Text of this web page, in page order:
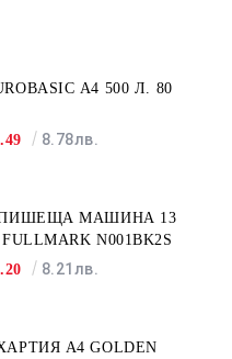
А4 500 Л. 80
8.78лв.
МАШИНА 13
N001BK2S
8.21лв.
A4 GOLDEN